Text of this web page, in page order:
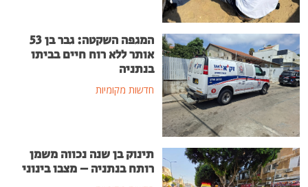
המגפה השקטה: גבר בן 53
אותר ללא רוח חיים בביתו
בנתניה
חדשות מקומיות
תינוק בן שנה נכווה משמן
רותח בנתניה – מצבו בינוני